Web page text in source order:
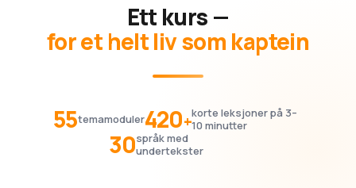
Ett kurs —
for et helt liv som kaptein
55temamoduler420+korte leksjoner på 3–
10 minutter
30språk med
undertekster